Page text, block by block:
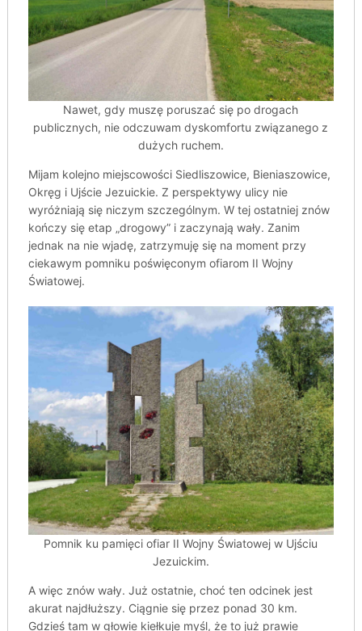
Nawet, gdy muszę poruszać się po drogach
publicznych, nie odczuwam dyskomfortu związanego z
dużych ruchem.
Mijam kolejno miejscowości Siedliszowice, Bieniaszowice,
Okręg i Ujście Jezuickie. Z perspektywy ulicy nie
wyróżniają się niczym szczególnym. W tej ostatniej znów
kończy się etap „drogowy” i zaczynają wały. Zanim
jednak na nie wjadę, zatrzymuję się na moment przy
ciekawym pomniku poświęconym ofiarom II Wojny
Światowej.
Pomnik ku pamięci ofiar II Wojny Światowej w Ujściu
Jezuickim.
A więc znów wały. Już ostatnie, choć ten odcinek jest
akurat najdłuższy. Ciągnie się przez ponad 30 km.
Gdzieś tam w głowie kiełkuje myśl, że to już prawie